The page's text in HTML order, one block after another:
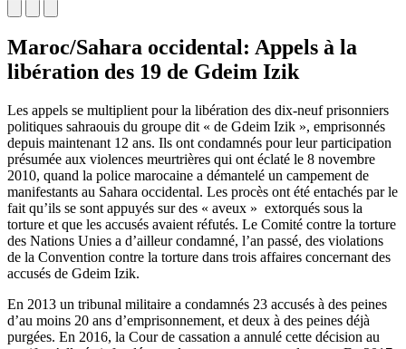
Maroc/Sahara occidental: Appels à la
libération des 19 de Gdeim Izik
Les appels se multiplient pour la libération des dix-neuf prisonniers
politiques sahraouis du groupe dit « de Gdeim Izik », emprisonnés
depuis maintenant 12 ans. Ils ont condamnés pour leur participation
présumée aux violences meurtrières qui ont éclaté le 8 novembre
2010, quand la police marocaine a démantelé un campement de
manifestants au Sahara occidental. Les procès ont été entachés par le
fait qu’ils se sont appuyés sur des « aveux » extorqués sous la
torture et que les accusés avaient réfutés. Le Comité contre la torture
des Nations Unies a d’ailleur condamné, l’an passé, des violations
de la Convention contre la torture dans trois affaires concernant des
accusés de Gdeim Izik.
En 2013 un tribunal militaire a condamnés 23 accusés à des peines
d’au moins 20 ans d’emprisonnement, et deux à des peines déjà
purgées. En 2016, la Cour de cassation a annulé cette décision au